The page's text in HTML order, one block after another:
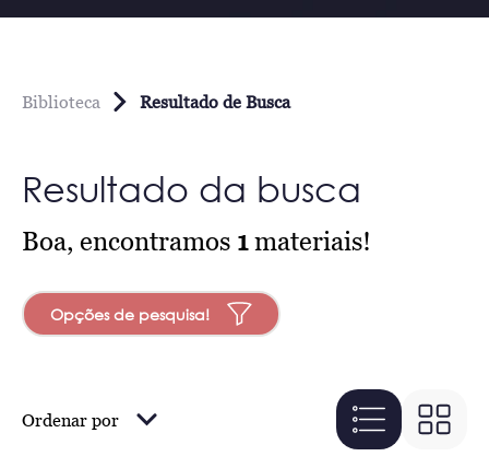
Biblioteca Resultado de Busca
Resultado da busca
Boa, encontramos 1materiais!
Opções de pesquisa!
Ordenar por